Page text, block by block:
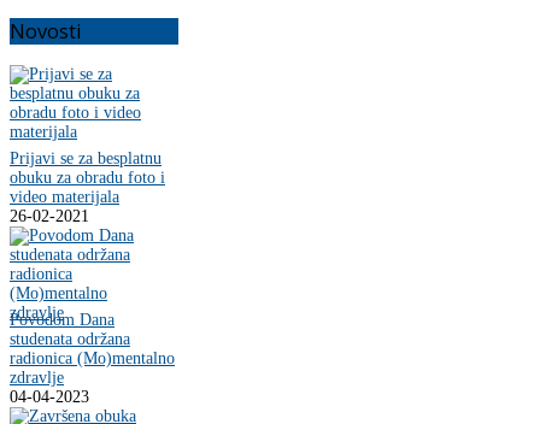
Novosti
Prijavi se za besplatnu
obuku za obradu foto i
video materijala
26-02-2021
Povodom Dana
studenata održana
radionica (Mo)mentalno
zdravlje
04-04-2023